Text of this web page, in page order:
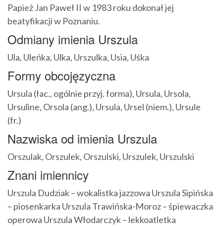
Papież Jan Paweł II w 1983 roku dokonał jej
beatyfikacji w Poznaniu.
Odmiany imienia Urszula
Ula, Uleńka, Ulka, Urszulka, Usia, Uśka
Formy obcojęzyczna
Ursula (łac., ogólnie przyj. forma), Ursula, Ursola,
Ursuline, Orsola (ang.), Ursula, Ursel (niem.), Ursule
(fr.)
Nazwiska od imienia Urszula
Orszulak, Orszulek, Orszulski, Urszulek, Urszulski
Znani imiennicy
Urszula Dudziak – wokalistka jazzowa Urszula Sipińska
– piosenkarka Urszula Trawińska-Moroz – śpiewaczka
operowa Urszula Włodarczyk – lekkoatletka